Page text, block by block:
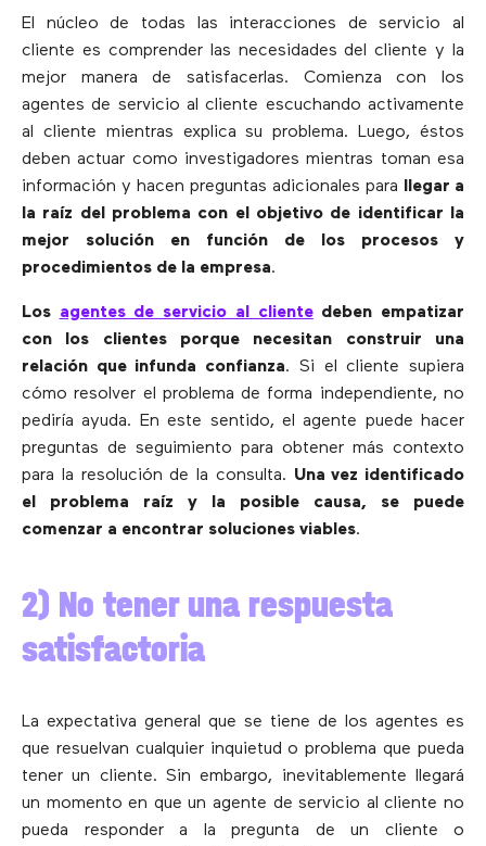
El núcleo de todas las interacciones de servicio al
cliente es comprender las necesidades del cliente y la
mejor manera de satisfacerlas. Comienza con los
agentes de servicio al cliente escuchando activamente
al cliente mientras explica su problema. Luego, éstos
deben actuar como investigadores mientras toman esa
información y hacen preguntas adicionales para
llegar a
la raíz del problema con el objetivo de identificar la
mejor solución en función de los procesos y
procedimientos de la empresa.
Los agentes de servicio al clientedeben empatizar
con los clientes porque necesitan construir una
relación que infunda confianza. Si el cliente supiera
cómo resolver el problema de forma independiente, no
pediría ayuda. En este sentido, el agente puede hacer
preguntas de seguimiento para obtener más contexto
para la resolución de la consulta. Una vez identificado
el problema raíz y la posible causa, se puede
comenzar a encontrar soluciones viables.
2) No tener una respuesta
satisfactoria
La expectativa general que se tiene de los agentes es
que resuelvan cualquier inquietud o problema que pueda
tener un cliente. Sin embargo, inevitablemente llegará
un momento en que un agente de servicio al cliente no
pueda responder a la pregunta de un cliente o